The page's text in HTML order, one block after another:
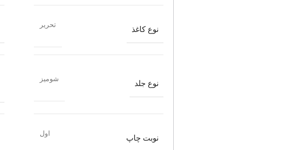
نوع کاغذ
تحریر
نوع جلد
شومیز
نوبت چاپ
اول